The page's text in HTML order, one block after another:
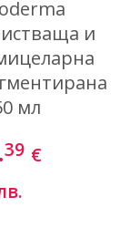
и
мл
39 €